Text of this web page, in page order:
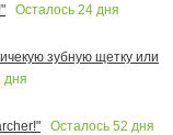
Осталось 24 дня
зубную щетку или
дня
Осталось 52 дня